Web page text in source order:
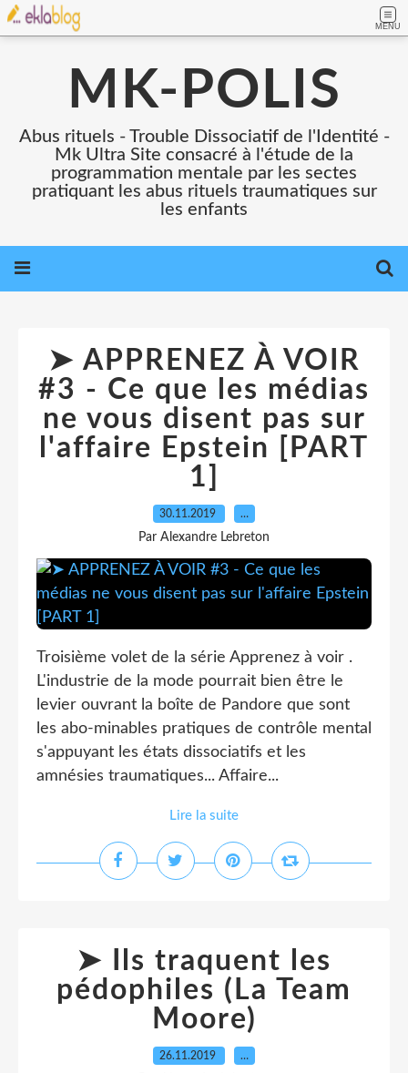
MENU
MK-POLIS
Abus rituels - Trouble Dissociatif de l'Identité -
Mk Ultra Site consacré à l'étude de la
programmation mentale par les sectes
pratiquant les abus rituels traumatiques sur
les enfants
➤ APPRENEZ À VOIR
#3 - Ce que les médias
ne vous disent pas sur
l'affaire Epstein [PART
1]
30.11.2019 …
Par Alexandre Lebreton
Troisième volet de la série Apprenez à voir .
L'industrie de la mode pourrait bien être le
levier ouvrant la boîte de Pandore que sont
les abo-minables pratiques de contrôle mental
s'appuyant les états dissociatifs et les
amnésies traumatiques... Affaire...
Lire la suite
➤ Ils traquent les
pédophiles (La Team
Moore)
26.11.2019 …